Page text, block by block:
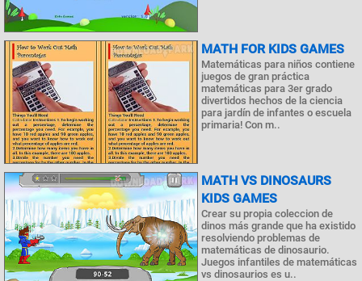
MATH FOR KIDS GAMES
Matemáticas para niños contiene
juegos de gran práctica
matemáticas para 3er grado
divertidos hechos de la ciencia
para jardín de infantes o escuela
primaria! Con m..
MATH VS DINOSAURS
KIDS GAMES
Crear su propia coleccion de
dinos más grande que ha existido
resolviendo problemas de
matemáticas de dinosaurio.
Juegos infantiles de matemáticas
vs dinosaurios es u..